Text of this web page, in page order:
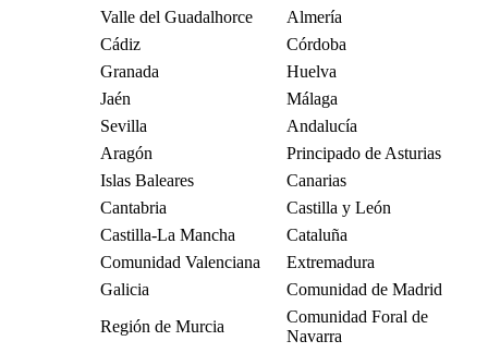
Valle del Guadalhorce
Almería
Cádiz
Córdoba
Granada
Huelva
Jaén
Málaga
Sevilla
Andalucía
Aragón
Principado de Asturias
Islas Baleares
Canarias
Cantabria
Castilla y León
Castilla-La Mancha
Cataluña
Comunidad Valenciana
Extremadura
Galicia
Comunidad de Madrid
Región de Murcia
Comunidad Foral de
Navarra